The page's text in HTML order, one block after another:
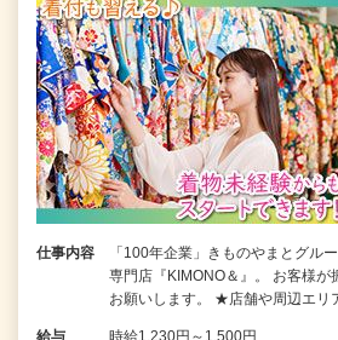
仕事内容
「100年企業」きものやまとグル
専門店『KIMONO＆』。 お客様が
お願いします。 ★店舗や周辺エリ
給与 時給1,230円～1,500円